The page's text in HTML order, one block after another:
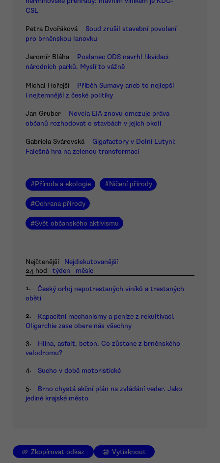
ČSL
Petra Dvořáková
Soud zrušil stavební povolení
pro brněnskou lanovku
Jaromír Bláha
Poslanec ODS navrhl likvidaci
národních parků. Myslí to vážně
Michal Hořejší
Příběh Šumavy aneb to nejlepší
i nejtemnější z české politiky
Jan Gruber
Novela EIA znovu omezuje práva
občanů rozhodovat o stavbách v jejich okolí
Gabriela Svárovská
Gigafactory v Dolní Lutyni:
Falešná hra na zelenou transformaci
#Příroda a ekologie #Ničení přírody
#Ochrana přírody
#Svět občanského aktivismu
Nejčtenější
Nejdiskutovanější
24 hod
týden měsíc
1.
Český orloj nepotrestaných viníků a trestaných
obětí
2.
Kapacitní mechanismy a peníze z rekultivací.
Oligarchie zase obere nás všechny
3.
Hlína, asfalt, beton. Co zůstane z brněnského
velodromu?
4. Sucho v době motoristické
5.
Brno chystá akční plán na zvládání veder. Jako
jediné krajské město
Zkopírovat odkaz Vytisknout